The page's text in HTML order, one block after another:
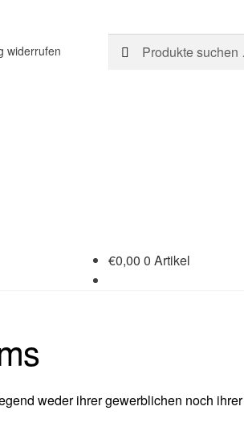
widerrufen
Suchen
nach:
Suchen
€0,00 0 Artikel
weder ihrer gewerblichen noch ihrer